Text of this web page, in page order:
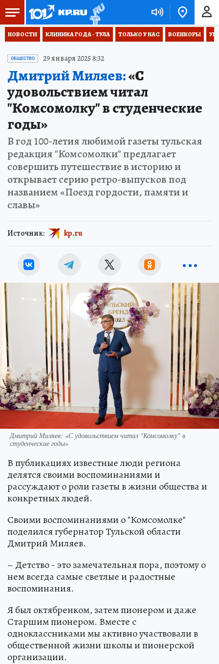
НОВОСТИ КЛИНИКА ГОДА - ТУЛА ТОЛЬКО У НАС ВОЕНКОРЫ
ОБЩЕСТВО 29 января 2025 8:32
Дмитрий Миляев:«С
удовольствием читал
"Комсомолку" в студенческие
годы»
В год 100-летия любимой газеты тульская
редакция "Комсомолки" предлагает
совершить путешествие в историю и
открывает серию ретро-выпусков под
названием «Поезд гордости, памяти и
славы»
Источник: kp.ru
Дмитрий Миляев: «С удовольствием читал "Комсомолку" в
студенческие годы»
В публикациях известные люди региона
делятся своими воспоминаниями и
рассуждают о роли газеты в жизни общества и
конкретных людей.
Своими воспоминаниями о "Комсомолке"
поделился губернатор Тульской области
Дмитрий Миляев.
– Детство - это замечательная пора, поэтому о
нем всегда самые светлые и радостные
воспоминания.
Я был октябренком, затем пионером и даже
Старшим пионером. Вместе с
одноклассниками мы активно участвовали в
общественной жизни школы и пионерской
организации.